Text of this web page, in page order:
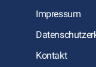
Impressum
Kontakt